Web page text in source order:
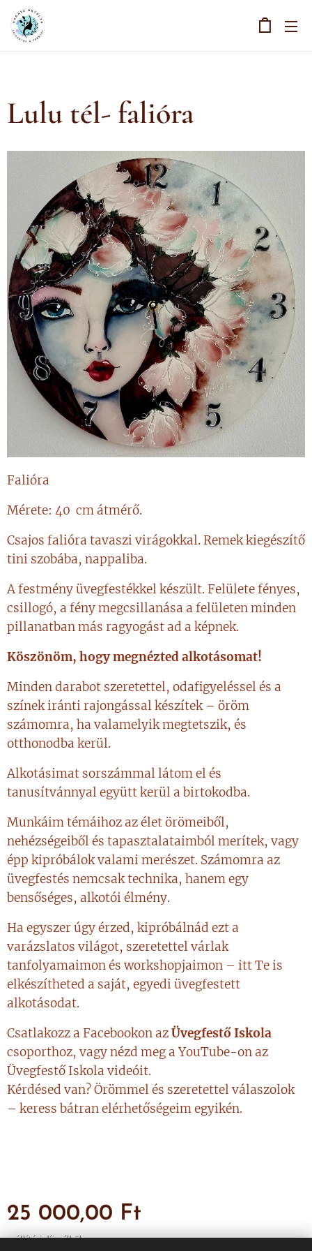
Lulu tél- falióra
Falióra
Mérete: 40 cm átmérő.
Csajos falióra tavaszi virágokkal. Remek kiegészítő
tini szobába, nappaliba.
A festmény üvegfestékkel készült. Felülete fényes,
csillogó, a fény megcsillanása a felületen minden
pillanatban más ragyogást ad a képnek.
Köszönöm, hogy megnézted alkotásomat!
Minden darabot szeretettel, odafigyeléssel és a
színek iránti rajongással készítek – öröm
számomra, ha valamelyik megtetszik, és
otthonodba kerül.
Alkotásimat sorszámmal látom el és
tanusítvánnyal együtt kerül a birtokodba.
Munkáim témáihoz az élet örömeiből,
nehézségeiből és tapasztalataimból merítek, vagy
épp kipróbálok valami merészet. Számomra az
üvegfestés nemcsak technika, hanem egy
bensőséges, alkotói élmény.
Ha egyszer úgy érzed, kipróbálnád ezt a
varázslatos világot, szeretettel várlak
tanfolyamaimon és workshopjaimon – itt Te is
elkészítheted a saját, egyedi üvegfestett
alkotásodat.
Csatlakozz a Facebookon azÜvegfestő Iskola
csoporthoz, vagy nézd meg a YouTube-on az
Üvegfestő Iskola videóit.
Kérdésed van? Örömmel és szeretettel válaszolok
– keress bátran elérhetőségeim egyikén.
25 000,00 Ft
szállítási díj nélkül